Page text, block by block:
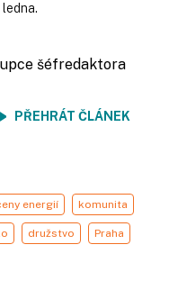
šéfredaktora
PŘEHRÁT ČLÁNEK
energií komunita
družstvo Praha